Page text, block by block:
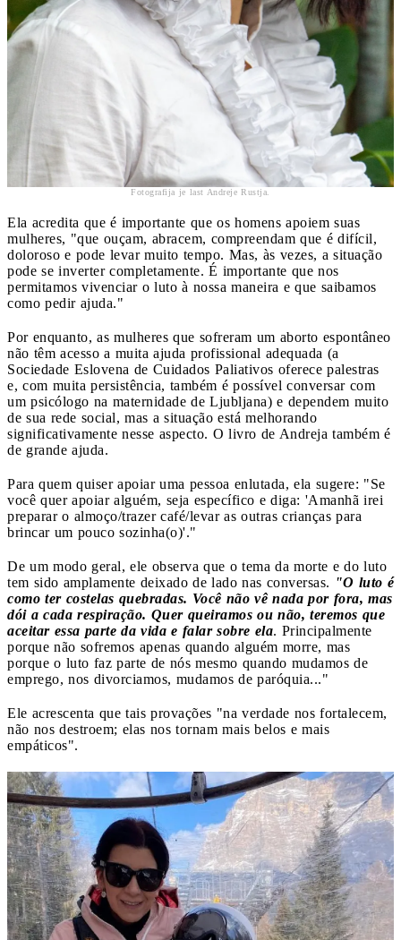
Fotografija je last Andreje Rustja.
Ela acredita que é importante que os homens apoiem suas
mulheres, "que ouçam, abracem, compreendam que é difícil,
doloroso e pode levar muito tempo. Mas, às vezes, a situação
pode se inverter completamente. É importante que nos
permitamos vivenciar o luto à nossa maneira e que saibamos
como pedir ajuda."
Por enquanto, as mulheres que sofreram um aborto espontâneo
não têm acesso a muita ajuda profissional adequada (a
Sociedade Eslovena de Cuidados Paliativos oferece palestras
e, com muita persistência, também é possível conversar com
um psicólogo na maternidade de Ljubljana) e dependem muito
de sua rede social, mas a situação está melhorando
significativamente nesse aspecto. O livro de Andreja também é
de grande ajuda.
Para quem quiser apoiar uma pessoa enlutada, ela sugere: "Se
você quer apoiar alguém, seja específico e diga: 'Amanhã irei
preparar o almoço/trazer café/levar as outras crianças para
brincar um pouco sozinha(o)'."
De um modo geral, ele observa que o tema da morte e do luto
tem sido amplamente deixado de lado nas conversas. "O luto é
como ter costelas quebradas. Você não vê nada por fora, mas
dói a cada respiração. Quer queiramos ou não, teremos que
aceitar essa parte da vida e falar sobre ela. Principalmente
porque não sofremos apenas quando alguém morre, mas
porque o luto faz parte de nós mesmo quando mudamos de
emprego, nos divorciamos, mudamos de paróquia..."
Ele acrescenta que tais provações "na verdade nos fortalecem,
não nos destroem; elas nos tornam mais belos e mais
empáticos".